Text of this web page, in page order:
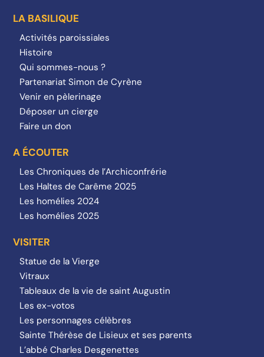
LA BASILIQUE
Activités paroissiales
Histoire
Qui sommes-nous ?
Partenariat Simon de Cyrène
Venir en pèlerinage
Déposer un cierge
Faire un don
A ÉCOUTER
Les Chroniques de l’Archiconfrérie
Les Haltes de Carême 2025
Les homélies 2024
Les homélies 2025
VISITER
Statue de la Vierge
Vitraux
Tableaux de la vie de saint Augustin
Les ex-votos
Les personnages célèbres
Sainte Thérèse de Lisieux et ses parents
L’abbé Charles Desgenettes